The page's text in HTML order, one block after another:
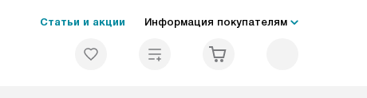
Статьи и акции Информация покупателям